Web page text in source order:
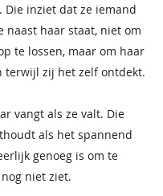
Die inziet dat ze iemand
naast haar staat, niet om
te lossen, maar om haar
terwijl zij het zelf ontdekt.
vangt als ze valt. Die
als het spannend
genoeg is om te
niet ziet.